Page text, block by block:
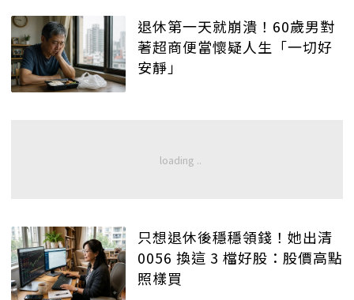
退休第一天就崩潰！60歲男對
著超商便當懷疑人生「一切好
安靜」
只想退休後穩穩領錢！她出清
0056 換這 3 檔好股：股價高點
照樣買